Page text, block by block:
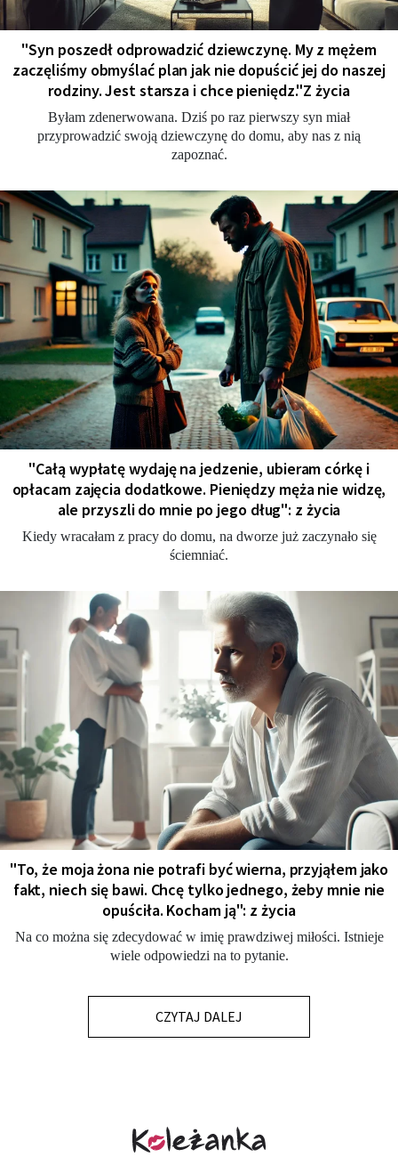
"Syn poszedł odprowadzić dziewczynę. My z mężem
zaczęliśmy obmyślać plan jak nie dopuścić jej do naszej
rodziny. Jest starsza i chce pieniędz."Z życia
Byłam zdenerwowana. Dziś po raz pierwszy syn miał
przyprowadzić swoją dziewczynę do domu, aby nas z nią
zapoznać.
"Całą wypłatę wydaję na jedzenie, ubieram córkę i
opłacam zajęcia dodatkowe. Pieniędzy męża nie widzę,
ale przyszli do mnie po jego dług": z życia
Kiedy wracałam z pracy do domu, na dworze już zaczynało się
ściemniać.
"To, że moja żona nie potrafi być wierna, przyjąłem jako
fakt, niech się bawi. Chcę tylko jednego, żeby mnie nie
opuściła. Kocham ją": z życia
Na co można się zdecydować w imię prawdziwej miłości. Istnieje
wiele odpowiedzi na to pytanie.
CZYTAJ DALEJ